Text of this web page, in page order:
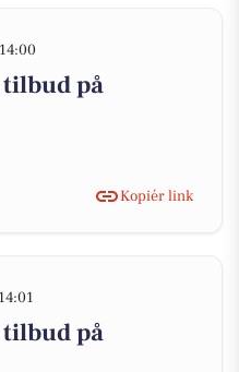
på
Kopiér link
på